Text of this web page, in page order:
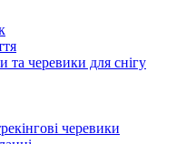
та черевики для снігу
черевики